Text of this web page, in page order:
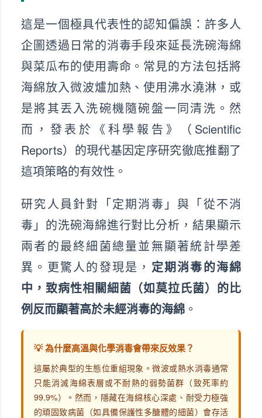
這是一個極具代表性的認知偏誤：許多人
企圖透過日常的消毒手段來延長洗碗海綿
與菜瓜布的使用壽命。常見的方法包括將
海綿放入微波爐加熱、使用沸水澆淋，或
是將其丟入洗碗機隨碗盤一同清洗。然
而，發表於《科學報告》（Scientific
Reports）的現代基因定序研究徹底推翻了
這項策略的有效性。
研究人員針對「定期消毒」與「從不消
毒」的洗碗海綿進行對比分析，結果顯示
兩者的最終細菌總量並無顯著統計學差
異。更驚人的發現是， 定期消毒的海綿
中，致病性相關細菌（如莫拉氏菌）的比
例反而顯著高於未經消毒的海綿 。
💡 為什麼高溫與化學消毒會帶來反效果？
這屬於典型的生態位重組現象。微波或熱水消毒通常
只能消滅海綿表層或不耐熱的弱勢菌群（致死率約
99.9%）。然而，隱藏在海綿核心深處、耐受力極強
的頑固致病菌（如具備保護性多醣體的細菌）會存活